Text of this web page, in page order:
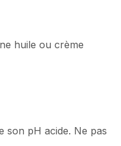
huile ou crème
son pH acide. Ne pas